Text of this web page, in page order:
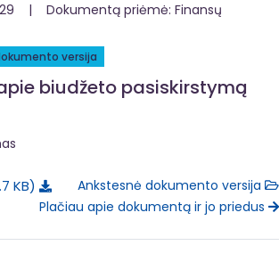
| Dokumentą priėmė: Finansų
versija
biudžeto pasiskirstymą
KB
Ankstesnė dokumento versija
Plačiau apie dokumentą ir jo priedus